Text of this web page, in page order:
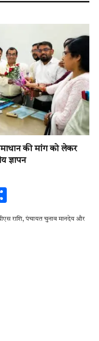
की मांग को लेकर
ज्ञापन
arराशि, पंचायत चुनाव मानदेय और